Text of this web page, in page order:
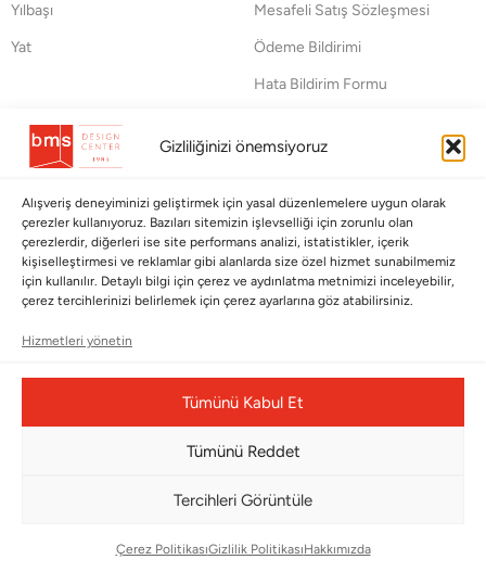
Gizliliğinizi önemsiyoruz
Alışveriş deneyiminizi geliştirmek için yasal düzenlemelere uygun olarak
çerezler kullanıyoruz. Bazıları sitemizin işlevselliği için zorunlu olan
çerezlerdir, diğerleri ise site performans analizi, istatistikler, içerik
kişiselleştirmesi ve reklamlar gibi alanlarda size özel hizmet sunabilmemiz
için kullanılır. Detaylı bilgi için çerez ve aydınlatma metnimizi inceleyebilir,
çerez tercihlerinizi belirlemek için çerez ayarlarına göz atabilirsiniz.
Hizmetleri yönetin
Tümünü Kabul Et
Tümünü Reddet
Tercihleri Görüntüle
Çerez PolitikasıGizlilik PolitikasıHakkımızda
Yılbaşı
Yat
Mesafeli Satış Sözleşmesi
Ödeme Bildirimi
Hata Bildirim Formu
BÜLTENİMİZE ABONE OLUN
Bültenimize Abone Olun
Bizi Takip Edin